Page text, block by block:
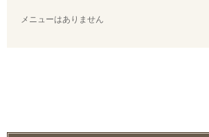
メニューはありません